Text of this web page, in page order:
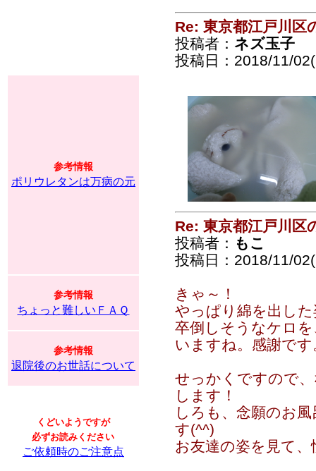
参考情報
ポリウレタンは万病の元
参考情報
ちょっと難しいＦＡＱ
参考情報
退院後のお世話について
くどいようですが
必ずお読みください
ご依頼時のご注意点
Re: 東京都江戸川区
投稿者： ネズ玉子
投稿日：2018/11/
Re: 東京都江戸川区
投稿者： もこ
投稿日：2018/11/
きゃ～！
やっぱり綿を出し
卒倒しそうなケロ
いますね。感謝です
せっかくですので
します！
しろも、念願のお
す(^^)
お友達の姿を見て